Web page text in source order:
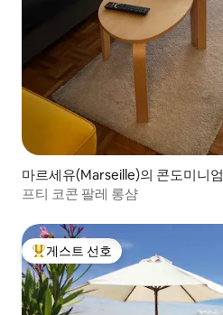
마르세유(Marseille)의 콘도미니엄
프티 코콘 팔레 롱샴
상위 게스트 선호
게스트 선호